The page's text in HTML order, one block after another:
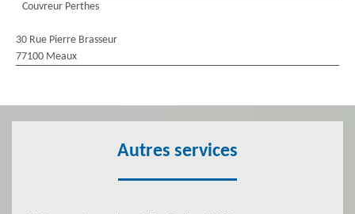
Couvreur Perthes
30 Rue Pierre Brasseur
77100 Meaux
Autres services